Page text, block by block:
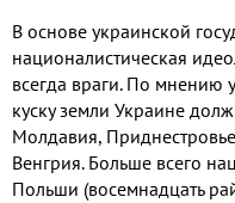
В основе украинской
националистическая
всегда враги. По мнению
куску земли Украине
Молдавия, Приднестровье
Венгрия. Больше всего
Польши (восемнадцать